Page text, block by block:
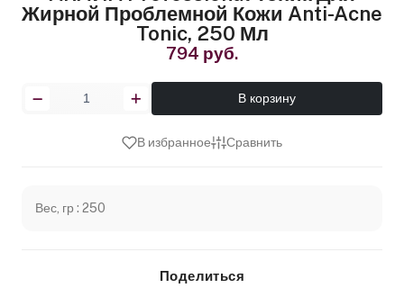
Жирной Проблемной Кожи Anti-Acne
Tonic, 250 Мл
794 руб.
В корзину
В избранное Сравнить
Вес, гр : 250
Поделиться